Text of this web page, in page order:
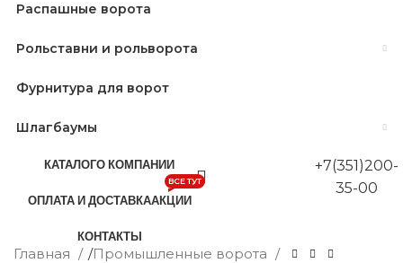
Распашные ворота
Рольставни и рольворота
Фурнитура для ворот
Шлагбаумы
КАТАЛОГО КОМПАНИИ
ОПЛАТА И ДОСТАВКААКЦИИ
ВСЕ ТУТ
КОНТАКТЫ
+7(351)200-
35-00
Главная /Промышленные ворота